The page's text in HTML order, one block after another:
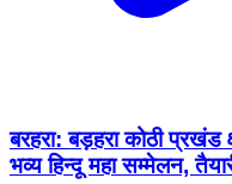
बरहरा: बड़हरा कोठी प्रखंड
भव्य हिन्दू महा सम्मेलन,